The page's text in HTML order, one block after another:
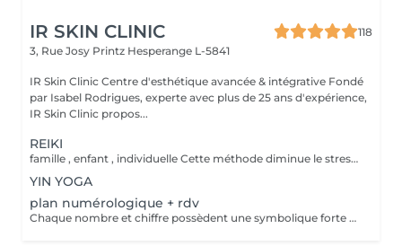
IR SKIN CLINIC
118
3, Rue Josy Printz Hesperange L-5841
IR Skin Clinic Centre d'esthétique avancée & intégrative Fondé
par Isabel Rodrigues, experte avec plus de 25 ans d'expérience,
IR Skin Clinic propos...
REIKI
famille , enfant , individuelle Cette méthode diminue le stress, relâche les blocages émotionnels, calme les douleurs physiques, et vous amener à un bien-être général, ainsi qu'une paix intérieure. Libère les blocages énergétiques, renforce le système immunitaire, atténue la douleur et élimine les toxines du corps
YIN YOGA
plan numérologique + rdv
Chaque nombre et chiffre possèdent une symbolique forte et connue depuis la nuit des temps. Plusieurs outils sont à votre disposition pour découvrir votre personnalité, votre avenir ou tout simplement trouver des réponses précises à vos questions.